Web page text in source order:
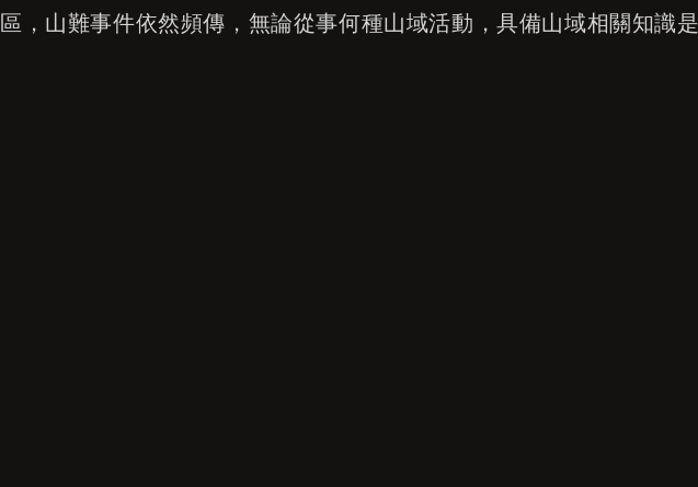
區，山難事件依然頻傳，無論從事何種山域活動，具備山域相關知識是